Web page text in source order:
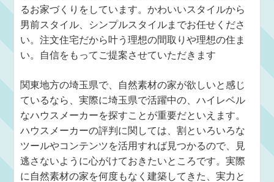
るお家づくりをしています。かわいいスタイルから
男前スタイル、シンプルスタイルまでお任せくださ
い。注文住宅だから叶う理想の間取りや理想の住ま
い。自信をもってご提案させていただきます
関東地方の埼玉県で、自然素材の家が欲しいと感じ
ているなら、実際に埼玉県で活躍中の、ハイレベル
なハウスメーカーを探すことが重要だといえます。
ハウスメーカーの評判に関しては、割といろいろな
ツールやコンテンツを活用すれば見つかるので、見
逃さないように心がけておきたいところです。実際
に自然素材の家を何度もなく建築してきた、実力と